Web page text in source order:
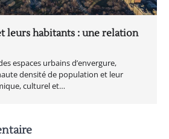
leurs habitants : une relation
espaces urbains d’envergure,
densité de population et leur
culturel et…